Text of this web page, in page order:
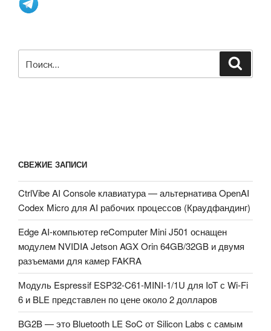
СВЕЖИЕ ЗАПИСИ
CtrlVibe AI Console клавиатура — альтернатива OpenAI
Codex Micro для AI рабочих процессов (Краудфандинг)
Edge AI-компьютер reComputer Mini J501 оснащен
модулем NVIDIA Jetson AGX Orin 64GB/32GB и двумя
разъемами для камер FAKRA
Модуль Espressif ESP32-C61-MINI-1/1U для IoT с Wi-Fi
6 и BLE представлен по цене около 2 долларов
BG2B — это Bluetooth LE SoC от Silicon Labs с самым